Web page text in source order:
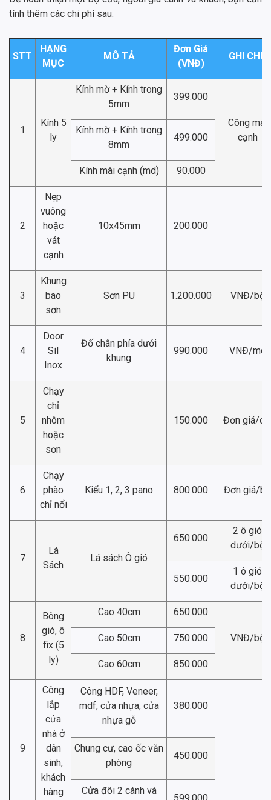
tính thêm các chi phí sau:
STT
HẠNG
MỤC
MÔ TẢ
Đơn Giá
(VNĐ)
GHI CHÚ
1
Kính 5
ly
Kính mờ + Kính trong
5mm
399.000
Công mài
cạnh
Kính mờ + Kính trong
8mm
499.000
Kính mài cạnh (md) 90.000
2
Nẹp
vuông
hoặc
vát
cạnh
10x45mm 200.000
3
Khung
bao
sơn
Sơn PU 1.200.000 VNĐ/bộ
4
Door
Sil
Inox
Đố chân phía dưới
khung
990.000 VNĐ/md
5
Chạy
chỉ
nhôm
hoặc
sơn
150.000 Đơn giá/chỉ
6
Chạy
phào
chỉ nổi
Kiểu 1, 2, 3 pano 800.000 Đơn giá/bộ
7
Lá
Sách
Lá sách Ô gió
650.000
2 ô gió
dưới/bộ
550.000
1 ô gió
dưới/bộ
8
Bông
gió, ô
fix (5
ly)
Cao 40cm 650.000
VNĐ/bộ
Cao 50cm 750.000
Cao 60cm 850.000
9
Công
lắp
cửa
nhà ở
dân
sinh,
khách
hàng
Công HDF, Veneer,
mdf, cửa nhựa, cửa
nhựa gỗ
380.000
Chung cư, cao ốc văn
phòng
450.000
Cửa đôi 2 cánh và